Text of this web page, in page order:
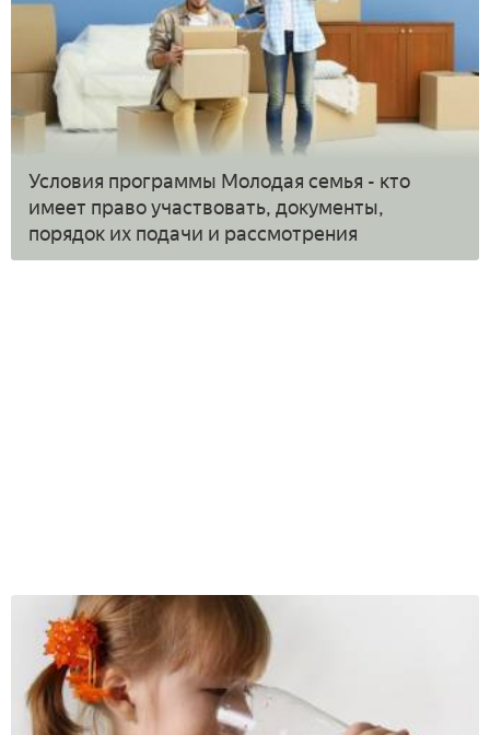
Условия программы Молодая семья - кто
имеет право участвовать, документы,
порядок их подачи и рассмотрения